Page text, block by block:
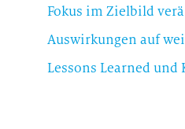
Fokus im Zielbild
Auswirkungen auf
Lessons Learned